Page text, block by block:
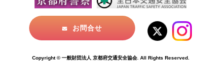
お問合せ
Copyright © 一般財団法人 京都府交通安全協会. All Rights Reserved.